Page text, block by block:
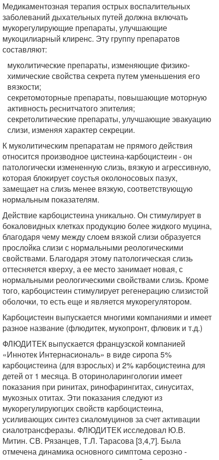
Медикаментозная терапия острых воспалительных
заболеваний дыхательных путей должна включать
мукорегулирующие препараты, улучшающие
мукоцилиарный клиренс. Эту группу препаратов
составляют:
муколитические препараты, изменяющие физико-
химические свойства секрета путем уменьшения его
вязкости;
секретомоторные препараты, повышающие моторную
активность реснитчатого эпителия;
секретолитические препараты, улучшающие эвакуацию
слизи, изменяя характер секреции.
К муколитическим препаратам не прямого действия
относится производное цистеина-карбоцистеин - он
патологически измененную слизь, вязкую и агрессивную,
которая блокирует соустья околоносовых пазух,
замещает на слизь менее вязкую, соответствующую
нормальным показателям.
Действие карбоцистеина уникально. Он стимулирует в
бокаловидных клетках продукцию более жидкого муцина,
благодаря чему между слоем вязкой слизи образуется
прослойка слизи с нормальными реологическими
свойствами. Благодаря этому патологическая слизь
оттесняется кверху, а ее место занимает новая, с
нормальными реологическими свойствами слизь. Кроме
того, карбоцистеин стимулирует регенерацию слизистой
оболочки, то есть еще и является мукорегулятором.
Карбоцистеин выпускается многими компаниями и имеет
разное название (флюдитек, мукопронт, флювик и т.д.)
ФЛЮДИТЕК выпускается французской компанией
«Иннотек Интернасиональ» в виде сиропа 5%
карбоцистеина (для взрослых) и 2% карбоцистеина для
детей от 1 месяца. В оториноларингологии имеет
показания при ринитах, ринофарингитах, синуситах,
мукозных отитах. Эти показания следуют из
мукорегулируюгцих свойств карбоцистеина,
усиливающих синтез сиаломуцинов за счет активации
сиалотрансферазы. ФЛЮДИТЕК исследовал Ю.В.
Митин. СВ. Рязанцев, Т.Л. Тарасова [3,4,7]. Была
отмечена динамика основного симптома серозно -